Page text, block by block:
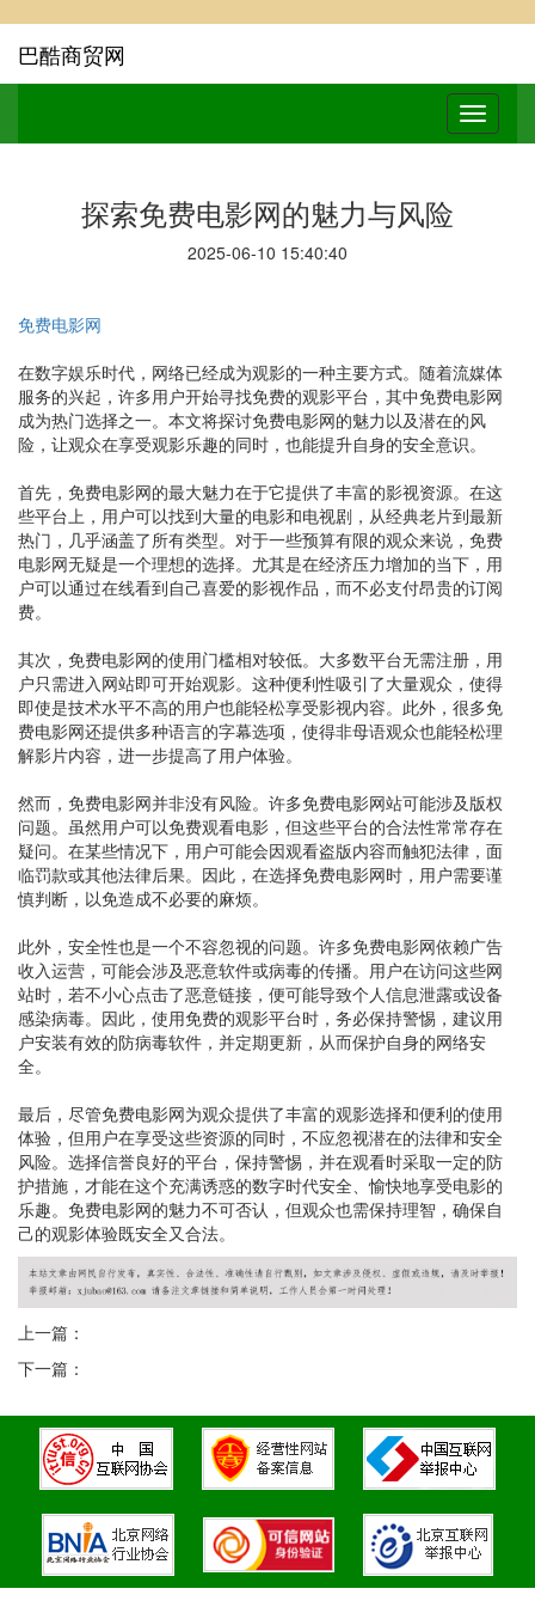
巴酷商贸网
探索免费电影网的魅力与风险
2025-06-10 15:40:40
免费电影网
在数字娱乐时代，网络已经成为观影的一种主要方式。随着流媒体
服务的兴起，许多用户开始寻找免费的观影平台，其中免费电影网
成为热门选择之一。本文将探讨免费电影网的魅力以及潜在的风
险，让观众在享受观影乐趣的同时，也能提升自身的安全意识。
首先，免费电影网的最大魅力在于它提供了丰富的影视资源。在这
些平台上，用户可以找到大量的电影和电视剧，从经典老片到最新
热门，几乎涵盖了所有类型。对于一些预算有限的观众来说，免费
电影网无疑是一个理想的选择。尤其是在经济压力增加的当下，用
户可以通过在线看到自己喜爱的影视作品，而不必支付昂贵的订阅
费。
其次，免费电影网的使用门槛相对较低。大多数平台无需注册，用
户只需进入网站即可开始观影。这种便利性吸引了大量观众，使得
即使是技术水平不高的用户也能轻松享受影视内容。此外，很多免
费电影网还提供多种语言的字幕选项，使得非母语观众也能轻松理
解影片内容，进一步提高了用户体验。
然而，免费电影网并非没有风险。许多免费电影网站可能涉及版权
问题。虽然用户可以免费观看电影，但这些平台的合法性常常存在
疑问。在某些情况下，用户可能会因观看盗版内容而触犯法律，面
临罚款或其他法律后果。因此，在选择免费电影网时，用户需要谨
慎判断，以免造成不必要的麻烦。
此外，安全性也是一个不容忽视的问题。许多免费电影网依赖广告
收入运营，可能会涉及恶意软件或病毒的传播。用户在访问这些网
站时，若不小心点击了恶意链接，便可能导致个人信息泄露或设备
感染病毒。因此，使用免费的观影平台时，务必保持警惕，建议用
户安装有效的防病毒软件，并定期更新，从而保护自身的网络安
全。
最后，尽管免费电影网为观众提供了丰富的观影选择和便利的使用
体验，但用户在享受这些资源的同时，不应忽视潜在的法律和安全
风险。选择信誉良好的平台，保持警惕，并在观看时采取一定的防
护措施，才能在这个充满诱惑的数字时代安全、愉快地享受电影的
乐趣。免费电影网的魅力不可否认，但观众也需保持理智，确保自
己的观影体验既安全又合法。
上一篇：
下一篇：